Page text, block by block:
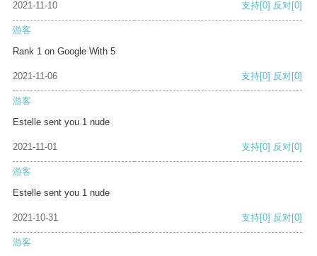
2021-11-10 支持[0] 反对[0]
游客
Rank 1 on Google With 5
2021-11-06 支持[0] 反对[0]
游客
Estelle sent you 1 nude
2021-11-01 支持[0] 反对[0]
游客
Estelle sent you 1 nude
2021-10-31 支持[0] 反对[0]
游客